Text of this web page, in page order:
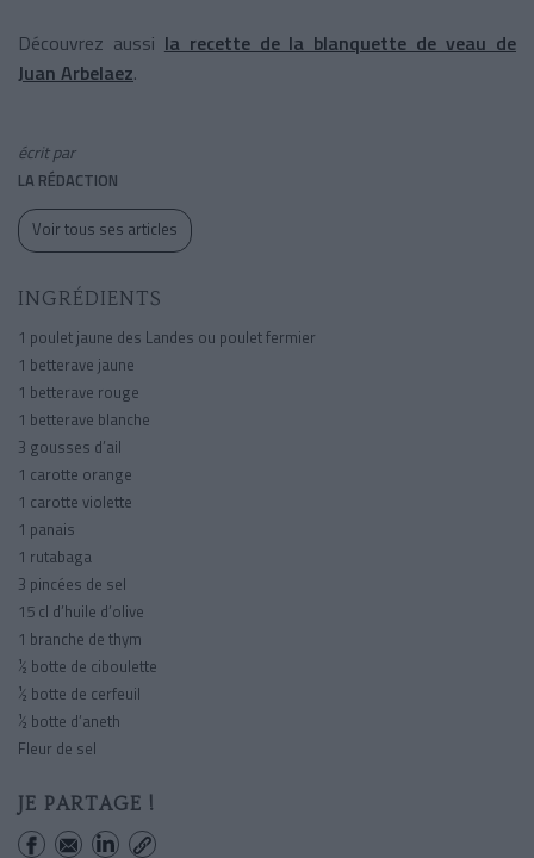
Découvrez aussi la recette de la blanquette de veau de
Juan Arbelaez.
écrit par
LA RÉDACTION
Voir tous ses articles
INGRÉDIENTS
1 poulet jaune des Landes ou poulet fermier
1 betterave jaune
1 betterave rouge
1 betterave blanche
3 gousses d’ail
1 carotte orange
1 carotte violette
1 panais
1 rutabaga
3 pincées de sel
15 cl d’huile d’olive
1 branche de thym
½ botte de ciboulette
½ botte de cerfeuil
½ botte d’aneth
Fleur de sel
JE PARTAGE !